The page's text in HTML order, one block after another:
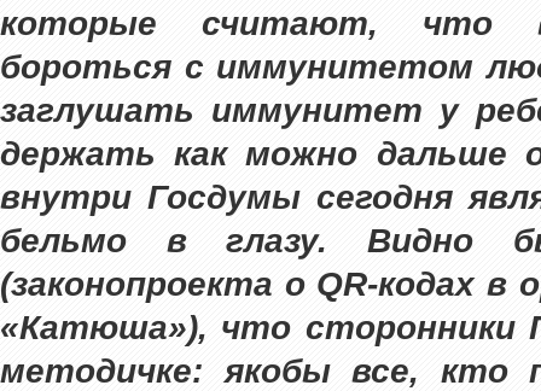
которые считают, что
бороться с иммунитетом
заглушать иммунитет у
держать как можно
внутри Госдумы сегодня
бельмо в глазу. Видно
(законопроекта о QR-кодах в
«Катюша»), что сторонники
методичке: якобы все, кто